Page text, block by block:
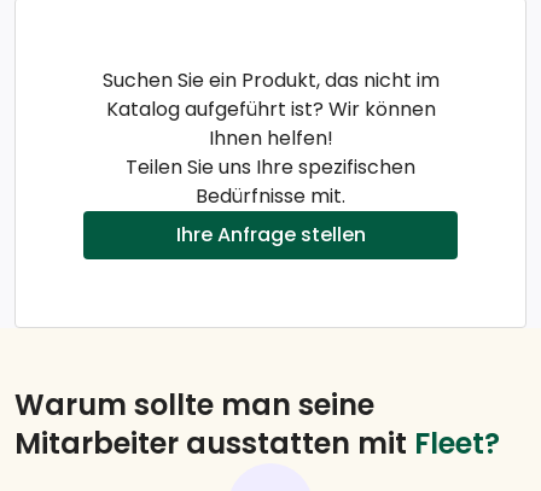
Suchen Sie ein Produkt, das nicht im
Katalog aufgeführt ist? Wir können
Ihnen helfen!
Teilen Sie uns Ihre spezifischen
Bedürfnisse mit.
Ihre Anfrage stellen
Warum sollte man seine
Mitarbeiter ausstatten mit Fleet?